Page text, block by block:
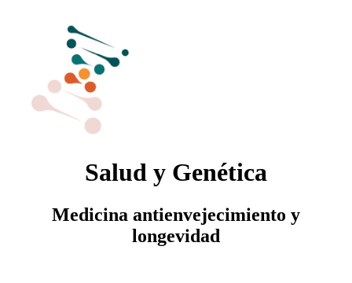
Salud y Genética
Medicina antienvejecimiento y
longevidad